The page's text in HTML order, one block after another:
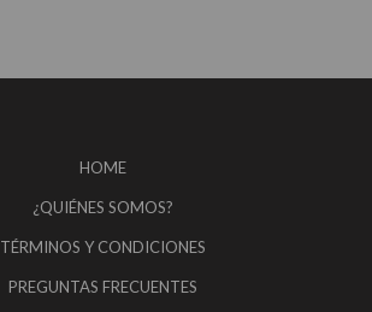
HOME
¿QUIÉNES SOMOS?
TÉRMINOS Y CONDICIONES
PREGUNTAS FRECUENTES